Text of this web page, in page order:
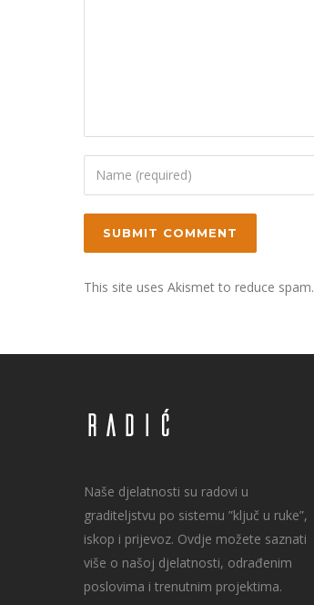
This site uses Akismet to reduce spam.
Naše djelatnosti su radovi u
graditeljstvu po sistemu ”ključ u ruke”,
iskop i prijevoz. Ovdje možete saznati
više o našoj djelatnosti, odrađenim
poslovima i trenutnim projektima.